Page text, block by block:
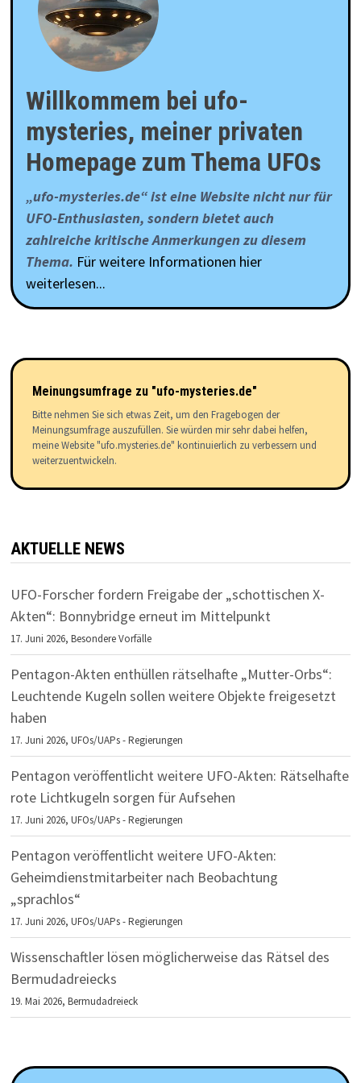
Willkommem bei ufo-
mysteries, meiner privaten
Homepage zum Thema UFOs
„ufo-mysteries.de“ ist eine Website nicht nur für
UFO-Enthusiasten, sondern bietet auch
zahlreiche kritische Anmerkungen zu diesem
Thema. Für weitere Informationen hier
weiterlesen...
Meinungsumfrage zu "ufo-mysteries.de"
Bitte nehmen Sie sich etwas Zeit, um den Fragebogen der
Meinungsumfrage auszufüllen. Sie würden mir sehr dabei helfen,
meine Website "ufo.mysteries.de" kontinuierlich zu verbessern und
weiterzuentwickeln.
AKTUELLE NEWS
UFO-Forscher fordern Freigabe der „schottischen X-
Akten“: Bonnybridge erneut im Mittelpunkt
17. Juni 2026,Besondere Vorfälle
Pentagon-Akten enthüllen rätselhafte „Mutter-Orbs“:
Leuchtende Kugeln sollen weitere Objekte freigesetzt
haben
17. Juni 2026,UFOs/UAPs - Regierungen
Pentagon veröffentlicht weitere UFO-Akten: Rätselhafte
rote Lichtkugeln sorgen für Aufsehen
17. Juni 2026,UFOs/UAPs - Regierungen
Pentagon veröffentlicht weitere UFO-Akten:
Geheimdienstmitarbeiter nach Beobachtung
„sprachlos“
17. Juni 2026,UFOs/UAPs - Regierungen
Wissenschaftler lösen möglicherweise das Rätsel des
Bermudadreiecks
19. Mai 2026,Bermudadreieck